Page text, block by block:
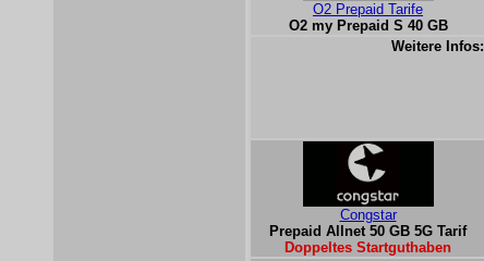
O2 Prepaid Tarife
O2 my Prepaid S 40 GB
Weitere Infos:
Congstar
Prepaid Allnet 50 GB 5G Tarif
Doppeltes Startguthaben